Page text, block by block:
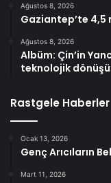
Ağustos 8, 2026
Gaziantep’te 4,5
Ağustos 8, 2026
Albüm: Çin’in
teknolojik
Rastgele Haberler
Ocak 13, 2026
Genç Arıcıların
Mart 11, 2026